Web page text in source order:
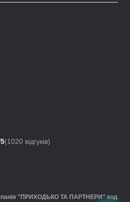
(1020 відгуків)
"ПРИХОДЬКО ТА ПАРТНЕРИ" код